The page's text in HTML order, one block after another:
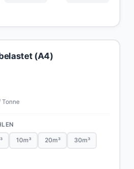
(A4)
Tonne
10m³ 20m³ 30m³